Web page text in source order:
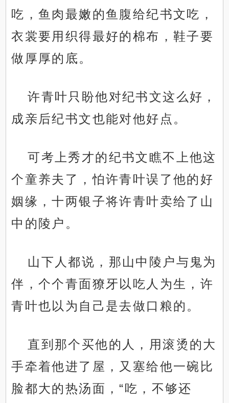
吃，鱼肉最嫩的鱼腹给纪书文吃，
衣裳要用织得最好的棉布，鞋子要
做厚厚的底。
许青叶只盼他对纪书文这么好，
成亲后纪书文也能对他好点。
可考上秀才的纪书文瞧不上他这
个童养夫了，怕许青叶误了他的好
姻缘，十两银子将许青叶卖给了山
中的陵户。
山下人都说，那山中陵户与鬼为
伴，个个青面獠牙以吃人为生，许
青叶也以为自己是去做口粮的。
直到那个买他的人，用滚烫的大
手牵着他进了屋，又塞给他一碗比
脸都大的热汤面，“吃，不够还